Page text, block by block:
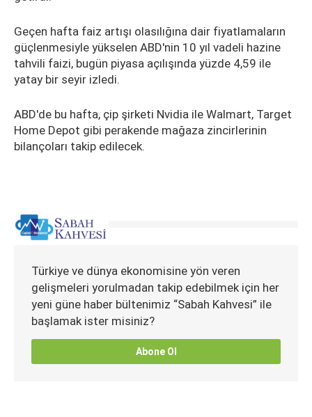
Geçen hafta faiz artışı olasılığına dair fiyatlamaların
güçlenmesiyle yükselen ABD'nin 10 yıl vadeli hazine
tahvili faizi, bugün piyasa açılışında yüzde 4,59 ile
yatay bir seyir izledi.
ABD'de bu hafta, çip şirketi Nvidia ile Walmart, Target
Home Depot gibi perakende mağaza zincirlerinin
bilançoları takip edilecek.
Türkiye ve dünya ekonomisine yön veren
gelişmeleri yorulmadan takip edebilmek için her
yeni güne haber bültenimiz “Sabah Kahvesi” ile
başlamak ister misiniz?
Abone Ol